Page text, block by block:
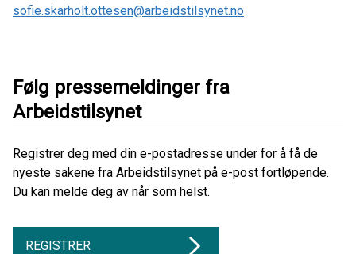
sofie.skarholt.ottesen@arbeidstilsynet.no
Følg pressemeldinger fra
Arbeidstilsynet
Registrer deg med din e-postadresse under for å få de
nyeste sakene fra Arbeidstilsynet på e-post fortløpende.
Du kan melde deg av når som helst.
REGISTRER